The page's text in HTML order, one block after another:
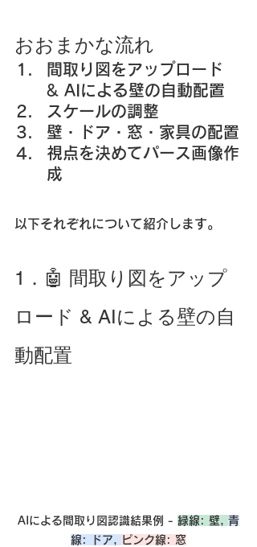
おおまかな流れ
間取り図をアップロード
& AIによる壁の自動配置
スケールの調整
壁・ドア・窓・家具の配置
視点を決めてパース画像作
成
以下それぞれについて紹介します。
1．🤖 間取り図をアップ
ロード & AIによる壁の自
動配置
AIによる間取り図認識結果例 - 緑線: 壁, 青
線: ドア, ピンク線: 窓